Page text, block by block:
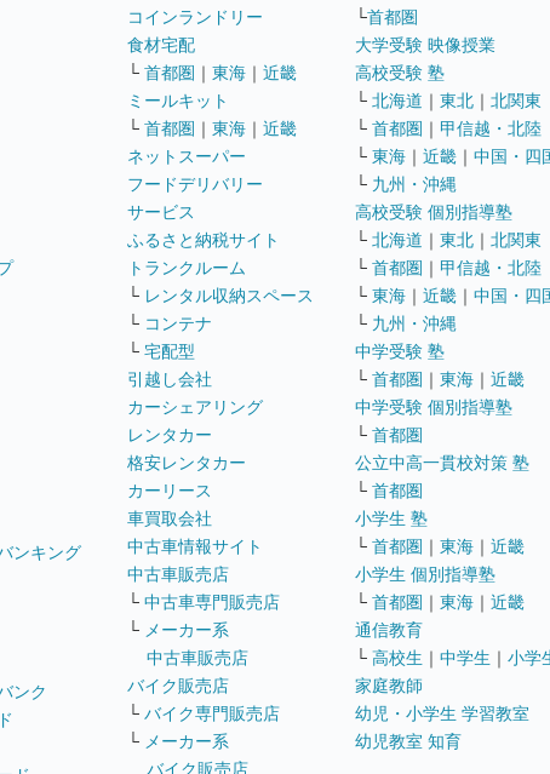
ンキング
ンク
コインランドリー
食材宅配
└ 首都圏 ｜ 東海 ｜ 近畿
ミールキット
└ 首都圏 ｜ 東海 ｜ 近畿
ネットスーパー
フードデリバリー
サービス
ふるさと納税サイト
トランクルーム
└ レンタル収納スペース
└ コンテナ
└ 宅配型
引越し会社
カーシェアリング
レンタカー
格安レンタカー
カーリース
車買取会社
中古車情報サイト
中古車販売店
└ 中古車専門販売店
└ メーカー系
中古車販売店
バイク販売店
└ バイク専門販売店
└ メーカー系
バイク販売店
└首都圏
大学受験 映像授業
高校受験 塾
└ 北海道 ｜ 東北 ｜ 北関東
└ 首都圏 ｜ 甲信越・北陸
└ 東海 ｜ 近畿 ｜ 中国・四
└ 九州・沖縄
高校受験 個別指導塾
└ 北海道 ｜ 東北 ｜ 北関東
└ 首都圏 ｜ 甲信越・北陸
└ 東海 ｜ 近畿 ｜ 中国・四
└ 九州・沖縄
中学受験 塾
└ 首都圏 ｜ 東海 ｜ 近畿
中学受験 個別指導塾
└ 首都圏
公立中高一貫校対策 塾
└ 首都圏
小学生 塾
└ 首都圏 ｜ 東海 ｜ 近畿
小学生 個別指導塾
└ 首都圏 ｜ 東海 ｜ 近畿
通信教育
└ 高校生 ｜ 中学生 ｜ 小学
家庭教師
幼児・小学生 学習教室
幼児教室 知育